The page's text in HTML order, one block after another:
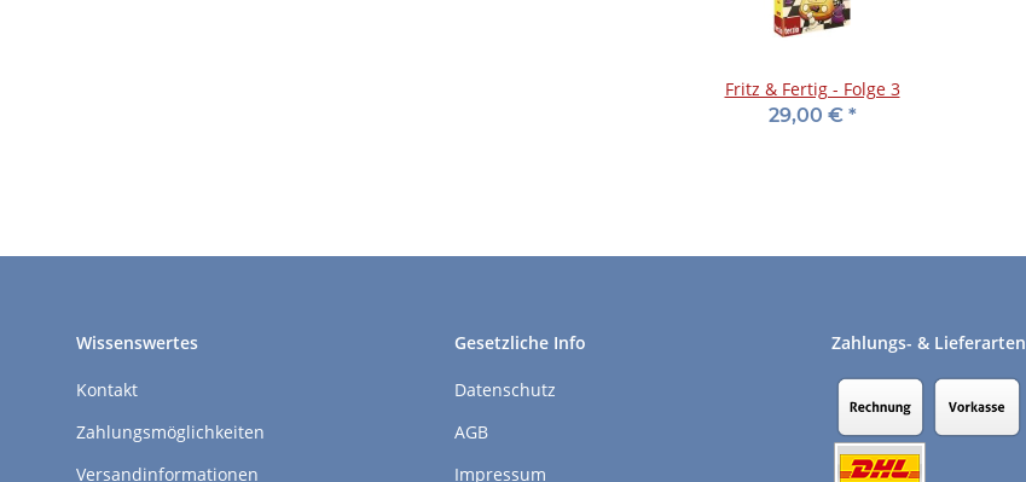
Fritz & Fertig - Folge 3
29,00 € *
Wissenswertes
Kontakt
Zahlungsmöglichkeiten
Versandinformationen
Gesetzliche Info
Datenschutz
AGB
Impressum
Zahlungs- & Lieferarten